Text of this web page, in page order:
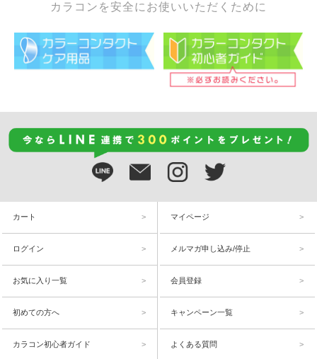
カラコンを安全にお使いいただくために
カート マイページ
ログイン メルマガ申し込み/停止
お気に入り一覧 会員登録
初めての方へ キャンペーン一覧
カラコン初心者ガイド よくある質問